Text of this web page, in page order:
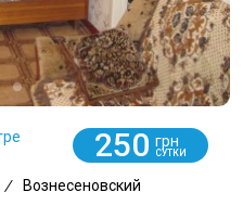
250 грн
СУТКИ
/
Вознесеновский